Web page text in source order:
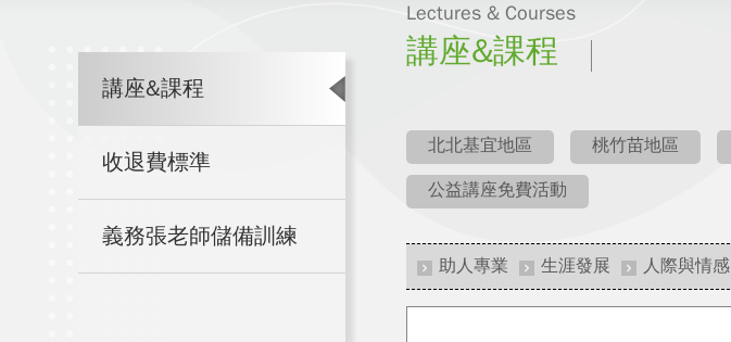
講座&課程
收退費標準
義務張老師儲備訓練
Lectures & Courses
講座&課程
北北基宜地區 桃竹苗地區
公益講座免費活動
助人專業 生涯發展 人際與情感